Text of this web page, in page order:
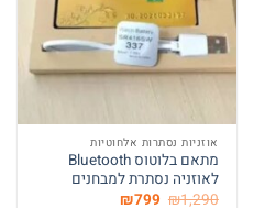
אוזניות נסתרות אלחוטיות
מתאם בלוטוס Bluetooth
לאוזניה נסתרת למבחנים
₪1,290 המחיר
₪799 המחיר